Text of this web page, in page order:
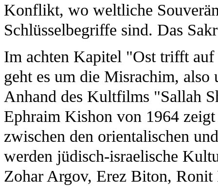
Konflikt, wo weltliche
Schlüsselbegriffe sind. Das
Im achten Kapitel "Ost trifft
geht es um die Misrachim, also
Anhand des Kultfilms "Sallah
Ephraim Kishon von 1964
zwischen den orientalischen
werden jüdisch-israelische
Zohar Argov, Erez Biton,